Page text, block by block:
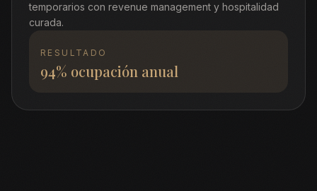
temporarios con revenue management y hospitalidad
curada.
RESULTADO
94% ocupación anual